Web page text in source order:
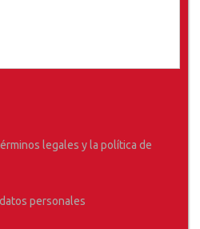
legales y la política de
personales